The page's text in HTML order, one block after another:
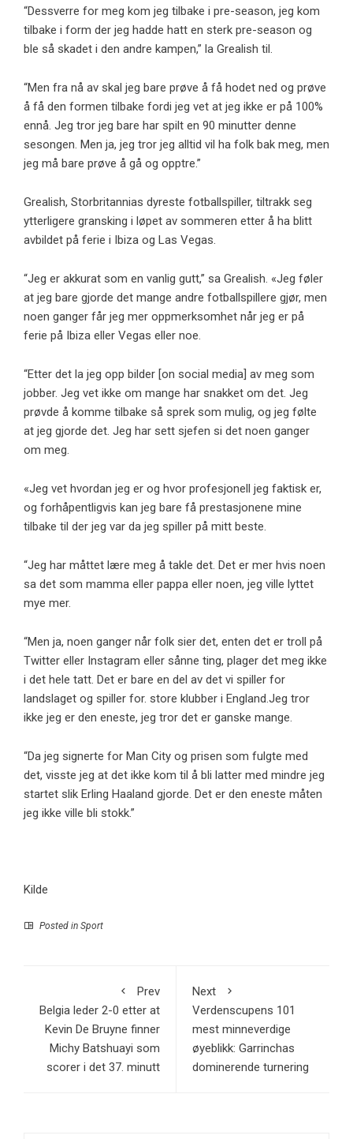
“Dessverre for meg kom jeg tilbake i pre-season, jeg kom
tilbake i form der jeg hadde hatt en sterk pre-season og
ble så skadet i den andre kampen,” la Grealish til.
“Men fra nå av skal jeg bare prøve å få hodet ned og prøve
å få den formen tilbake fordi jeg vet at jeg ikke er på 100%
ennå. Jeg tror jeg bare har spilt en 90 minutter denne
sesongen. Men ja, jeg tror jeg alltid vil ha folk bak meg, men
jeg må bare prøve å gå og opptre.”
Grealish, Storbritannias dyreste fotballspiller, tiltrakk seg
ytterligere gransking i løpet av sommeren etter å ha blitt
avbildet på ferie i Ibiza og Las Vegas.
“Jeg er akkurat som en vanlig gutt,” sa Grealish. «Jeg føler
at jeg bare gjorde det mange andre fotballspillere gjør, men
noen ganger får jeg mer oppmerksomhet når jeg er på
ferie på Ibiza eller Vegas eller noe.
“Etter det la jeg opp bilder [on social media] av meg som
jobber. Jeg vet ikke om mange har snakket om det. Jeg
prøvde å komme tilbake så sprek som mulig, og jeg følte
at jeg gjorde det. Jeg har sett sjefen si det noen ganger
om meg.
«Jeg vet hvordan jeg er og hvor profesjonell jeg faktisk er,
og forhåpentligvis kan jeg bare få prestasjonene mine
tilbake til der jeg var da jeg spiller på mitt beste.
“Jeg har måttet lære meg å takle det. Det er mer hvis noen
sa det som mamma eller pappa eller noen, jeg ville lyttet
mye mer.
“Men ja, noen ganger når folk sier det, enten det er troll på
Twitter eller Instagram eller sånne ting, plager det meg ikke
i det hele tatt. Det er bare en del av det vi spiller for
landslaget og spiller for. store klubber i England.Jeg tror
ikke jeg er den eneste, jeg tror det er ganske mange.
“Da jeg signerte for Man City og prisen som fulgte med
det, visste jeg at det ikke kom til å bli latter med mindre jeg
startet slik Erling Haaland gjorde. Det er den eneste måten
jeg ikke ville bli stokk.”
Kilde
Posted in Sport
Prev
Belgia leder 2-0 etter at
Kevin De Bruyne finner
Michy Batshuayi som
scorer i det 37. minutt
Next
Verdenscupens 101
mest minneverdige
øyeblikk: Garrinchas
dominerende turnering